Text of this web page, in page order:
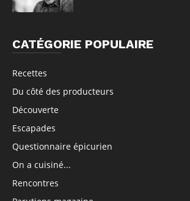
CATÉGORIE POPULAIRE
Recettes
Du côté des producteurs
Découverte
Escapades
Questionnaire épicurien
On a cuisiné...
Rencontres